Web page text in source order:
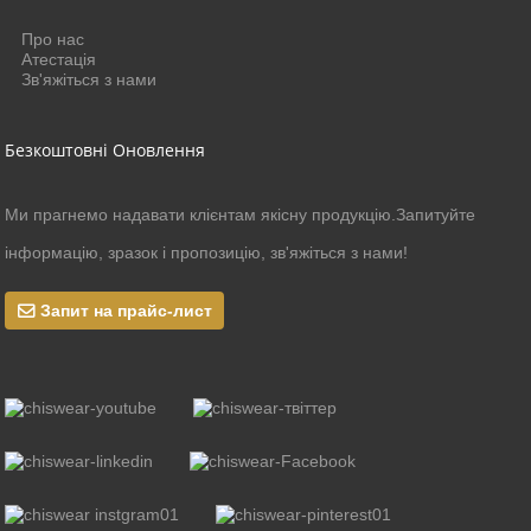
Про нас
Атестація
Зв'яжіться з нами
Безкоштовні Оновлення
Ми прагнемо надавати клієнтам якісну продукцію.Запитуйте
інформацію, зразок і пропозицію, зв'яжіться з нами!
Запит на прайс-лист